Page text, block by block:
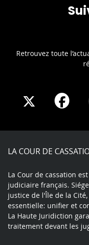
Retrouvez toute
Share
X
Share
LA COUR DE
La Cour de cassation
judiciaire français.
justice de l'Île de la
essentielle: unifier et
La Haute Juridiction
traitement devant les